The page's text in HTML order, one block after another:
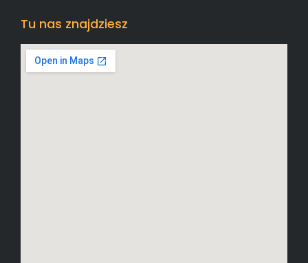
Tu nas znajdziesz